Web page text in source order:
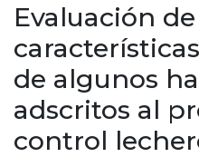
Statistics
Evaluación
de algunos
adscritos al
control